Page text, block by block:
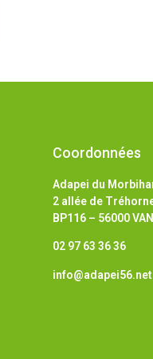
Coordonnées
Adapei du
2 allée de
BP116 – 56000
02 97 63 36 36
info@adapei56.net